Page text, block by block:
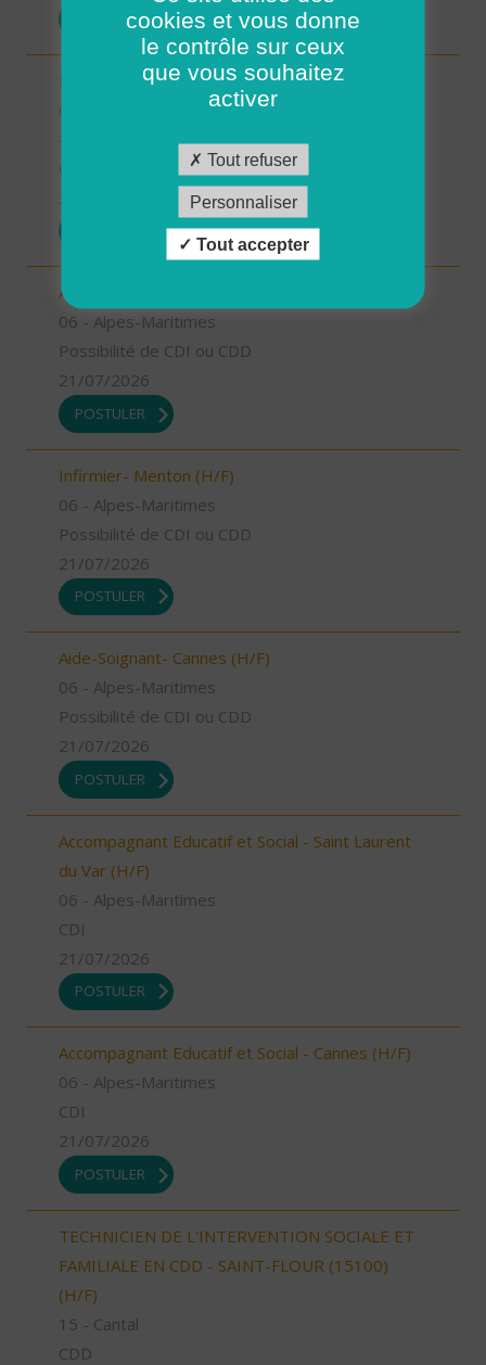
POSTULER
Responsable de secteur sur Noyers sur Cher -
CDD 2 mois Temps Plein (H/F)
41 - Loir-et-Cher
Aide à domicile - Menton (H/F)
06 - Alpes-Maritimes
Possibilité de CDI ou CDD
21/07/2026
POSTULER
Infirmier- Menton (H/F)
06 - Alpes-Maritimes
Possibilité de CDI ou CDD
21/07/2026
POSTULER
Aide-Soignant- Cannes (H/F)
06 - Alpes-Maritimes
Possibilité de CDI ou CDD
21/07/2026
POSTULER
Accompagnant Educatif et Social - Saint Laurent
du Var (H/F)
06 - Alpes-Maritimes
CDI
21/07/2026
POSTULER
Accompagnant Educatif et Social - Cannes (H/F)
06 - Alpes-Maritimes
CDI
21/07/2026
POSTULER
TECHNICIEN DE L'INTERVENTION SOCIALE ET
FAMILIALE EN CDD - SAINT-FLOUR (15100)
(H/F)
15 - Cantal
CDD
cookies et vous donne
le contrôle sur ceux
que vous souhaitez
activer
Tout refuser
Personnaliser
Tout accepter